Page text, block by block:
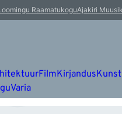
RaamatukoguAjakiri
FilmKirjandusKunst
Varia